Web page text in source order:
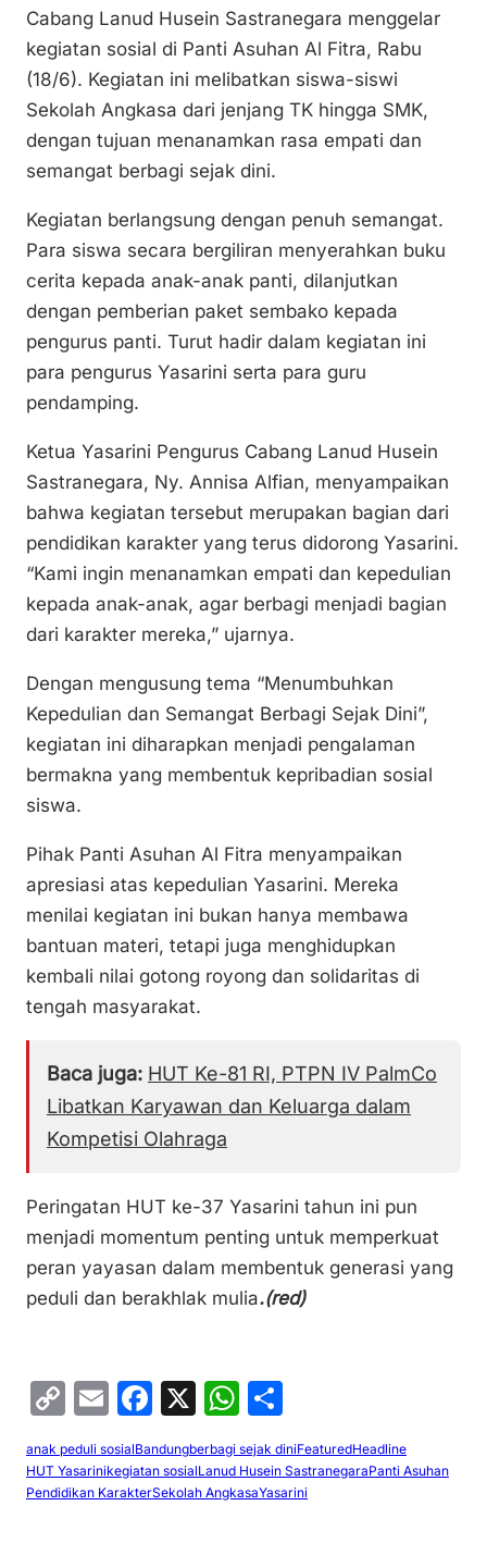
Li
n
k
b
o
o
k
A
p
p
Cabang Lanud Husein Sastranegara menggelar
kegiatan sosial di Panti Asuhan Al Fitra, Rabu
(18/6). Kegiatan ini melibatkan siswa-siswi
Sekolah Angkasa dari jenjang TK hingga SMK,
dengan tujuan menanamkan rasa empati dan
semangat berbagi sejak dini.
Kegiatan berlangsung dengan penuh semangat.
Para siswa secara bergiliran menyerahkan buku
cerita kepada anak-anak panti, dilanjutkan
dengan pemberian paket sembako kepada
pengurus panti. Turut hadir dalam kegiatan ini
para pengurus Yasarini serta para guru
pendamping.
Ketua Yasarini Pengurus Cabang Lanud Husein
Sastranegara, Ny. Annisa Alfian, menyampaikan
bahwa kegiatan tersebut merupakan bagian dari
pendidikan karakter yang terus didorong Yasarini.
“Kami ingin menanamkan empati dan kepedulian
kepada anak-anak, agar berbagi menjadi bagian
dari karakter mereka,” ujarnya.
Dengan mengusung tema “Menumbuhkan
Kepedulian dan Semangat Berbagi Sejak Dini”,
kegiatan ini diharapkan menjadi pengalaman
bermakna yang membentuk kepribadian sosial
siswa.
Pihak Panti Asuhan Al Fitra menyampaikan
apresiasi atas kepedulian Yasarini. Mereka
menilai kegiatan ini bukan hanya membawa
bantuan materi, tetapi juga menghidupkan
kembali nilai gotong royong dan solidaritas di
tengah masyarakat.
Baca juga: HUT Ke-81 RI, PTPN IV PalmCo
Libatkan Karyawan dan Keluarga dalam
Kompetisi Olahraga
Peringatan HUT ke-37 Yasarini tahun ini pun
menjadi momentum penting untuk memperkuat
peran yayasan dalam membentuk generasi yang
peduli dan berakhlak mulia.(red)
C
o
p
y
E
m
ai
l
F
a
c
e
X
W
h
at
s
h
ar
e
anak peduli sosialBandungberbagi sejak diniFeaturedHeadline
HUT Yasarinikegiatan sosialLanud Husein SastranegaraPanti Asuhan
Pendidikan KarakterSekolah AngkasaYasarini